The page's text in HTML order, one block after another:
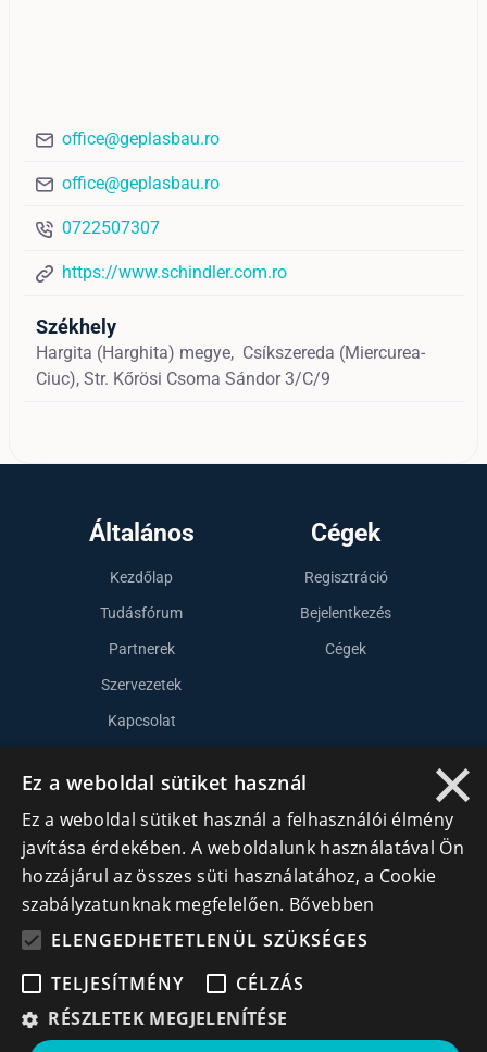
office@geplasbau.ro
office@geplasbau.ro
0722507307
https://www.schindler.com.ro
Székhely
Hargita (Harghita) megye, Csíkszereda (Miercurea-
Ciuc), Str. Kőrösi Csoma Sándor 3/C/9
Általános
Kezdőlap
Tudásfórum
Partnerek
Szervezetek
Kapcsolat
Cégek
Regisztráció
Bejelentkezés
Cégek
Lépj kapcsolatba velünk
info@cegek.ro
+40 740 856 970
Iratkozz fel hírlevelünkre!
×
Ez a weboldal sütiket használ
Ez a weboldal sütiket használ a felhasználói élmény
javítása érdekében. A weboldalunk használatával Ön
hozzájárul az összes süti használatához, a Cookie
szabályzatunknak megfelelően. Bővebben
ELENGEDHETETLENÜL SZÜKSÉGES
TELJESÍTMÉNY
CÉLZÁS
RÉSZLETEK MEGJELENÍTÉSE